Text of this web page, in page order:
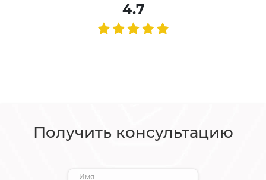
4.7
Получить консультацию